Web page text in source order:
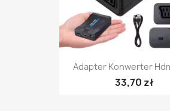
Adapter Konwerter
33,70 zł